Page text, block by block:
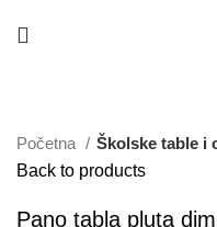
Početna
Školske table i
Back to products
Pano tabla pluta